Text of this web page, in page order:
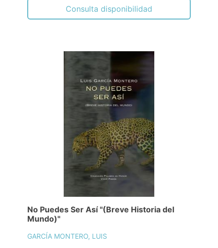
Consulta disponibilidad
No Puedes Ser Así "(Breve Historia del
Mundo)"
GARCÍA MONTERO, LUIS